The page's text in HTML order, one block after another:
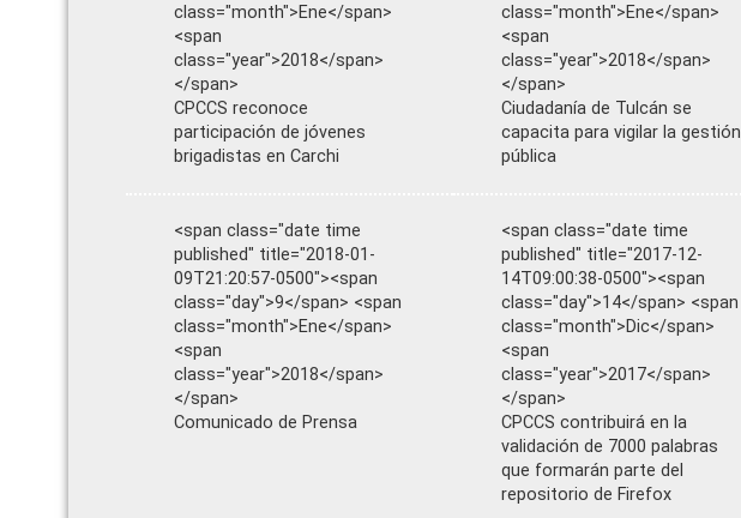
class="month">Ene</span>
<span
class="year">2018</span>
</span>
CPCCS reconoce
participación de jóvenes
brigadistas en Carchi
class="month">Ene</span>
<span
class="year">2018</span>
</span>
Ciudadanía de Tulcán se
capacita para vigilar la gestión
pública
<span class="date time
published" title="2018-01-
09T21:20:57-0500"><span
class="day">9</span> <span
class="month">Ene</span>
<span
class="year">2018</span>
</span>
Comunicado de Prensa
<span class="date time
published" title="2017-12-
14T09:00:38-0500"><span
class="day">14</span> <span
class="month">Dic</span>
<span
class="year">2017</span>
</span>
CPCCS contribuirá en la
validación de 7000 palabras
que formarán parte del
repositorio de Firefox